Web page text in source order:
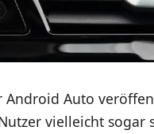
Android Auto
vielleicht sogar